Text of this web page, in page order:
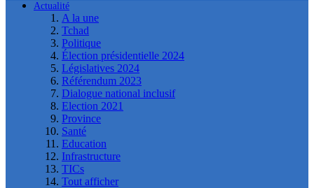
Actualité
A la une
Tchad
Politique
Élection présidentielle 2024
Législatives 2024
Référendum 2023
Dialogue national inclusif
Election 2021
Province
Santé
Education
Infrastructure
TICs
Tout afficher